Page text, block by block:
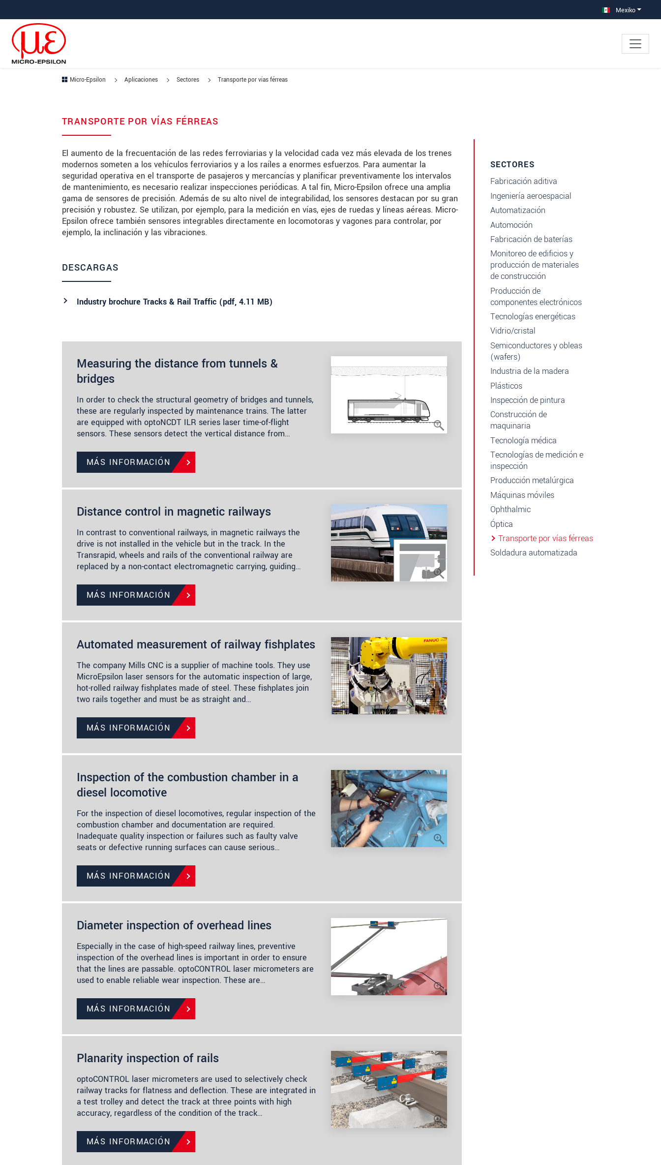
Mexiko
Micro-Epsilon Aplicaciones Sectores Transporte por vías férreas
TRANSPORTE POR VÍAS FÉRREAS
El aumento de la frecuentación de las redes ferroviarias y la velocidad cada vez más elevada de los trenes
modernos someten a los vehículos ferroviarios y a los raíles a enormes esfuerzos. Para aumentar la
seguridad operativa en el transporte de pasajeros y mercancías y planificar preventivamente los intervalos
de mantenimiento, es necesario realizar inspecciones periódicas. A tal fin, Micro-Epsilon ofrece una amplia
gama de sensores de precisión. Además de su alto nivel de integrabilidad, los sensores destacan por su gran
precisión y robustez. Se utilizan, por ejemplo, para la medición en vías, ejes de ruedas y líneas aéreas. Micro-
Epsilon ofrece también sensores integrables directamente en locomotoras y vagones para controlar, por
ejemplo, la inclinación y las vibraciones.
DESCARGAS
Industry brochure Tracks & Rail Traffic (pdf, 4.11 MB)
Measuring the distance from tunnels &
bridges
In order to check the structural geometry of bridges and tunnels,
these are regularly inspected by maintenance trains. The latter
are equipped with optoNCDT ILR series laser time-of-flight
sensors. These sensors detect the vertical distance from…
MÁS INFORMACIÓN
Distance control in magnetic railways
In contrast to conventional railways, in magnetic railways the
drive is not installed in the vehicle but in the track. In the
Transrapid, wheels and rails of the conventional railway are
replaced by a non-contact electromagnetic carrying, guiding…
MÁS INFORMACIÓN
Automated measurement of railway fishplates
The company Mills CNC is a supplier of machine tools. They use
MicroEpsilon laser sensors for the automatic inspection of large,
hot-rolled railway fishplates made of steel. These fishplates join
two rails together and must be as straight and…
MÁS INFORMACIÓN
Inspection of the combustion chamber in a
diesel locomotive
For the inspection of diesel locomotives, regular inspection of the
combustion chamber and documentation are required.
Inadequate quality inspection or failures such as faulty valve
seats or defective running surfaces can cause serious…
MÁS INFORMACIÓN
Diameter inspection of overhead lines
Especially in the case of high-speed railway lines, preventive
inspection of the overhead lines is important in order to ensure
that the lines are passable. optoCONTROL laser micrometers are
used to enable reliable wear inspection. These are…
MÁS INFORMACIÓN
Planarity inspection of rails
optoCONTROL laser micrometers are used to selectively check
railway tracks for flatness and deflection. These are integrated in
a test trolley and detect the track at three points with high
accuracy, regardless of the condition of the track…
MÁS INFORMACIÓN
SECTORES
Fabricación aditiva
Ingeniería aeroespacial
Automatización
Automoción
Fabricación de baterías
Monitoreo de edificios y
producción de materiales
de construcción
Producción de
componentes electrónicos
Tecnologías energéticas
Vidrio/cristal
Semiconductores y obleas
(wafers)
Industria de la madera
Plásticos
Inspección de pintura
Construcción de
maquinaria
Tecnología médica
Tecnologías de medición e
inspección
Producción metalúrgica
Máquinas móviles
Ophthalmic
Óptica
Transporte por vías férreas
Soldadura automatizada